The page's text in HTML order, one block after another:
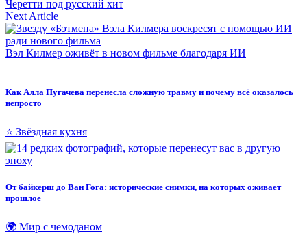
Черетти под русский хит
Next Article
Вэл Килмер оживёт в новом фильме благодаря ИИ
Как Алла Пугачева перенесла сложную травму и почему всё оказалось
непросто
⭐ Звёздная кухня
От байкерш до Ван Гога: исторические снимки, на которых оживает
прошлое
🌍 Мир с чемоданом